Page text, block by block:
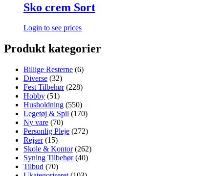
Sko crem Sort
Login to see prices
Produkt kategorier
Billige Resterne (6)
Diverse (32)
Fest Tilbehør (228)
Hobby (51)
Husholdning (550)
Legetøj & Spil (170)
Ny vare (70)
Personlig Pleje (272)
Rejser (15)
Skole & Kontor (262)
Syning Tilbehør (40)
Tilbud (70)